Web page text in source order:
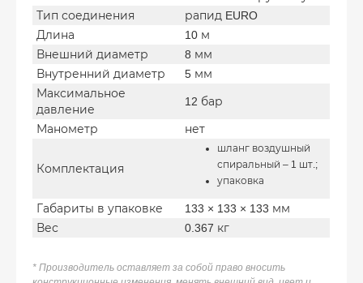
Тип соединения
рапид EURO
Длина
10 м
Внешний диаметр
8 мм
Внутренний диаметр
5 мм
Максимальное
давление
12 бар
Манометр нет
Комплектация
шланг воздушный
спиральный – 1 шт.;
упаковка
Габариты в упаковке
133 × 133 × 133 мм
Вес
0.367 кг
* Производитель оставляет за собой право вносить